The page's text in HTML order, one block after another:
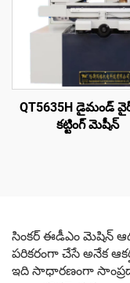
QT5635H డైమండ్
కట్టింగ్ మెషీన్
సింకర్ ఈడీఎం మెషిన్
పరికరంగా చేసే అనేక
ఇది సాధారణంగా